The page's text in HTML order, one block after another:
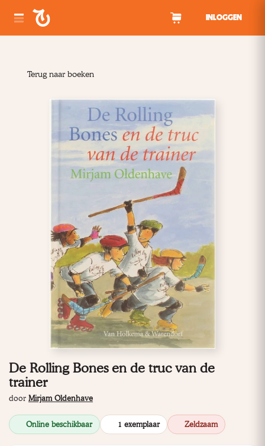
INLOGGEN
Terug naar boeken
De Rolling Bones en de truc van de
trainer
door Mirjam Oldenhave
Online beschikbaar 1 exemplaar Zeldzaam